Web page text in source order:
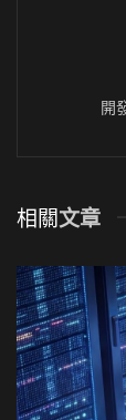
開
相關文章